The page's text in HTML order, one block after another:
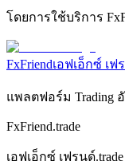
โดยการใช้บริการ
FxFriendเอฟเอ็กซ์ เฟ
แพลตฟอร์ม Trading
FxFriend.trade
เอฟเอ็กซ์ เฟรนด์.trade